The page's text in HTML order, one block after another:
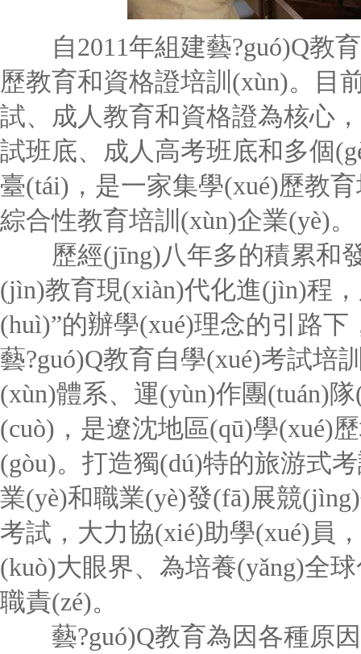
自2011年組建藝?guó)Q教育
歷教育和資格證培訓(xùn)。目
試、成人教育和資格證為核心
試班底、成人高考班底和多個
臺(tái)，是一家集學(xué)歷教
綜合性教育培訓(xùn)企業(yè)。
歷經(jīng)八年多的積累和發
(jìn)教育現(xiàn)代化進(jìn)程
(huì)”的辦學(xué)理念的引路
藝?guó)Q教育自學(xué)考試培
(xùn)體系、運(yùn)作團(tuán)
(cuò)，是遼沈地區(qū)學(xué)
(gòu)。打造獨(dú)特的旅游式
業(yè)和職業(yè)發(fā)展競
考試，大力協(xié)助學(xué)員
(kuò)大眼界、為培養(yǎng)全
職責(zé)。
藝?guó)Q教育為因各種原因